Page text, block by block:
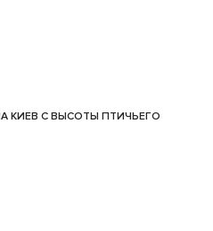
КИЕВ С ВЫСОТЫ ПТИЧЬЕГО